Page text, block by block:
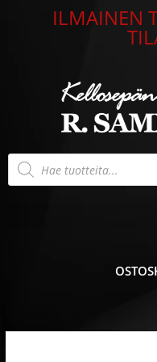
ILMAINEN
Products
search